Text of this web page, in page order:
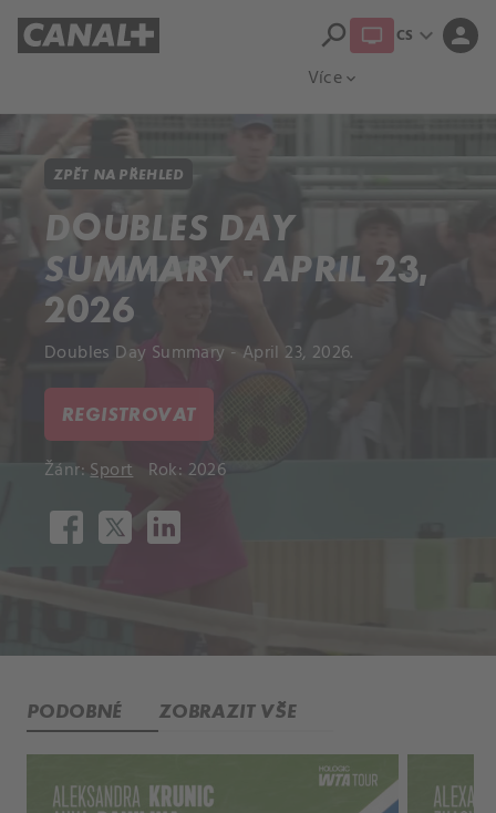
Více expand_more
search CS expand_more person
ZPĚT NA PŘEHLED
DOUBLES DAY
SUMMARY - APRIL 23,
2026
Doubles Day Summary - April 23, 2026.
REGISTROVAT
Žánr:Sport Rok: 2026
PODOBNÉ ZOBRAZIT VŠE